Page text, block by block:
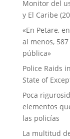
Monitor del
y El Caribe
«En Petare,
al menos,
pública»
Police Raids
State of
Poca
elementos
las policías
La multitud